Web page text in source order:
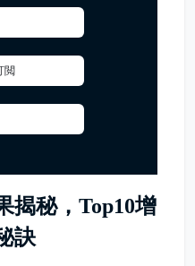
閲
揭秘，Top10增
訣